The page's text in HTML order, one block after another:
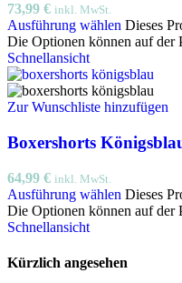
73,99 € inkl. MwSt.
Ausführung wählen Dieses
Die Optionen können auf der
Schnellansicht
Zur Wunschliste hinzufügen
Boxershorts
64,99 € inkl. MwSt.
Ausführung wählen Dieses
Die Optionen können auf der
Schnellansicht
Kürzlich angesehen